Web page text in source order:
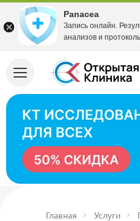
Главная Услуги
Panacea
Запись онлайн.
анализов и